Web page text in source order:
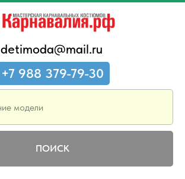
detimoda@mail.ru
+7 988 379-79-30
ПОИСК